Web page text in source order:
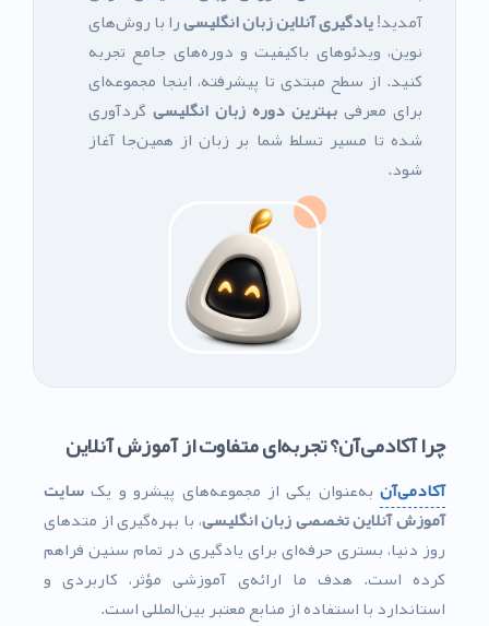
آمدید!یادگیری آنلاین زبان انگلیسیرا با روش‌های
نوین، ویدئوهای باکیفیت و دوره‌های جامع تجربه
کنید. از سطح مبتدی تا پیشرفته، اینجا مجموعه‌ای
برای معرفی بهترین دوره زبان انگلیسی گردآوری
شده تا مسیر تسلط شما بر زبان از همین‌جا آغاز
شود.
چرا آکادمی‌آن؟ تجربه‌ای متفاوت از آموزش آنلاین
آکادمی‌آن به‌عنوان یکی از مجموعه‌های پیشرو و یک سایت
آموزش آنلاین تخصصی زبان انگلیسی، با بهره‌گیری از متدهای
روز دنیا، بستری حرفه‌ای برای یادگیری در تمام سنین فراهم
کرده است. هدف ما ارائه‌ی آموزشی مؤثر، کاربردی و
استاندارد با استفاده از منابع معتبر بین‌المللی است.